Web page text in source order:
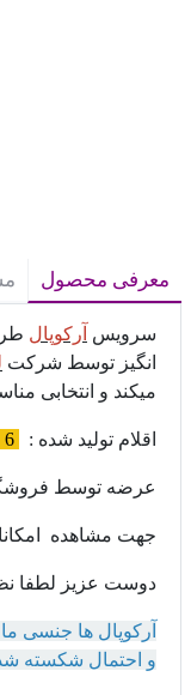
معرفی محصول
سرویس آرکوپال
انگیز توسط شرکت
میکند و انتخابی
اقلام تولید شده :
عرضه توسط
جهت مشاهده
دوست عزیز لطفا
آرکوپال ها جنسی
و احتمال شکسته